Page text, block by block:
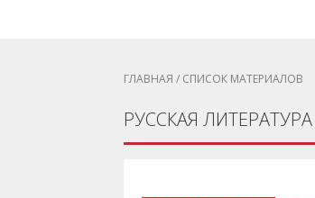
ГЛАВНАЯ / СПИСОК МАТЕРИАЛОВ
РУССКАЯ ЛИТЕРАТУРА